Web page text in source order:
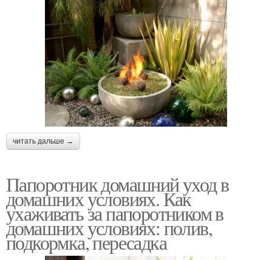
читать дальше →
Папоротник домашний уход в
домашних условиях. Как
ухаживать за папоротником в
домашних условиях: полив,
подкормка, пересадка